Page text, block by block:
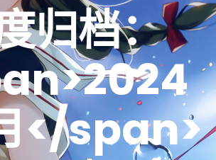
归档：
</span>